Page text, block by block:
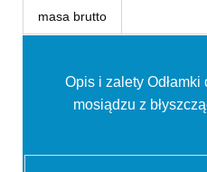
masa brutto
Opis i zalety Odłamki
mosiądzu z